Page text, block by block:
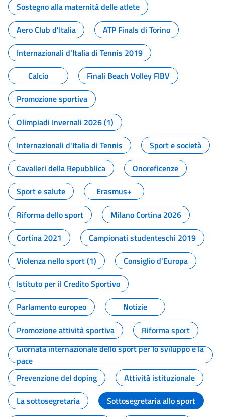
Sostegno alla maternità delle atlete
Aero Club d'Italia
ATP Finals di Torino
Internazionali d'Italia di Tennis 2019
Calcio
Finali Beach Volley FIBV
Promozione sportiva
Olimpiadi Invernali 2026 (1)
Internazionali d'Italia di Tennis
Sport e società
Cavalieri della Repubblica
Onoreficenze
Sport e salute
Erasmus+
Riforma dello sport
Milano Cortina 2026
Cortina 2021
Campionati studenteschi 2019
Violenza nello sport (1)
Consiglio d'Europa
Istituto per il Credito Sportivo
Parlamento europeo
Notizie
Promozione attività sportiva
Riforma sport
Giornata internazionale dello sport per lo sviluppo e la
pace
Prevenzione del doping
Attività istituzionale
La sottosegretaria
Sottosegretaria allo sport